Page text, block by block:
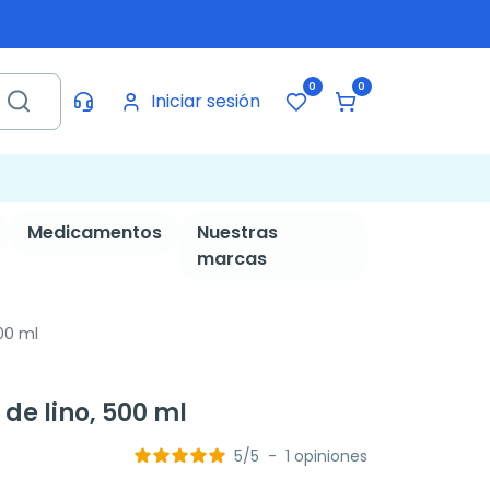
Iniciar sesión
0 0
Medicamentos
Nuestras
marcas
ml
lino, 500 ml
5/5 - 1 opiniones